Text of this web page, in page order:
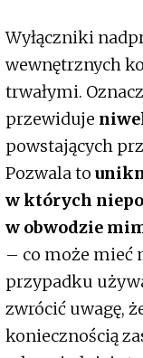
Wyłączniki
wewnętrznych
trwałymi.
przewiduje
powstających
Pozwala to
w których
w obwodzie
– co może mieć
przypadku
zwrócić uwagę,
koniecznością